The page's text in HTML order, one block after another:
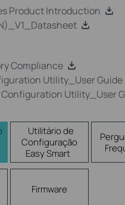
Product Introduction
Compliance
Utility_User Guide
Configuration Utility_User
Utilitário de
Configuração
Easy Smart
Firmware